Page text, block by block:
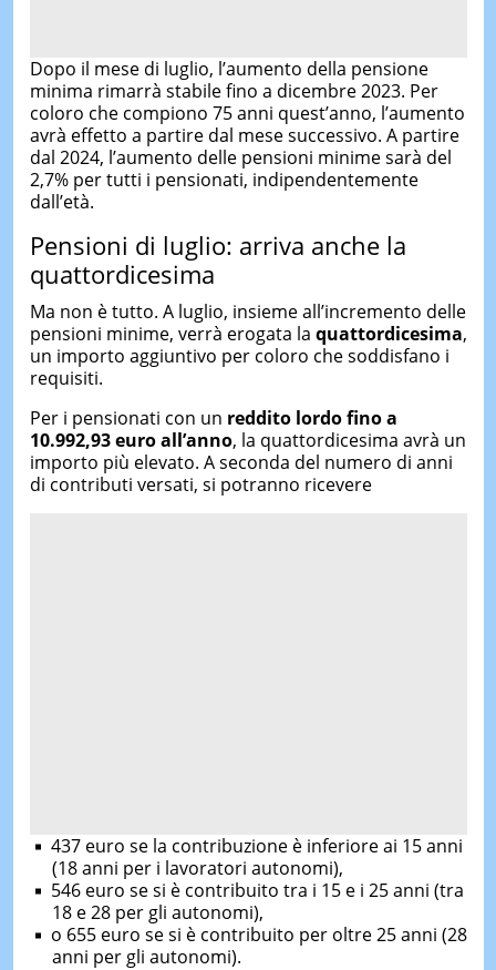
Dopo il mese di luglio, l’aumento della pensione
minima rimarrà stabile fino a dicembre 2023. Per
coloro che compiono 75 anni quest’anno, l’aumento
avrà effetto a partire dal mese successivo. A partire
dal 2024, l’aumento delle pensioni minime sarà del
2,7% per tutti i pensionati, indipendentemente
dall’età.
Pensioni di luglio: arriva anche la
quattordicesima
Ma non è tutto. A luglio, insieme all’incremento delle
pensioni minime, verrà erogata la quattordicesima,
un importo aggiuntivo per coloro che soddisfano i
requisiti.
Per i pensionati con un reddito lordo fino a
10.992,93 euro all’anno, la quattordicesima avrà un
importo più elevato. A seconda del numero di anni
di contributi versati, si potranno ricevere
437 euro se la contribuzione è inferiore ai 15 anni
(18 anni per i lavoratori autonomi),
546 euro se si è contribuito tra i 15 e i 25 anni (tra
18 e 28 per gli autonomi),
o 655 euro se si è contribuito per oltre 25 anni (28
anni per gli autonomi).